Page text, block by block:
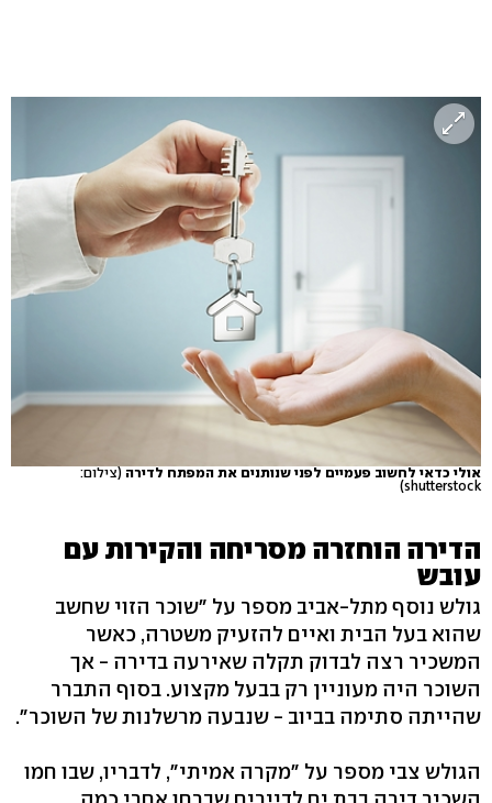
אולי כדאי לחשוב פעמיים לפני שנותנים את המפתח לדירה(צילום:
shutterstock)
הדירה הוחזרה מסריחה והקירות עם
עובש
גולש נוסף מתל-אביב מספר על "שוכר הזוי שחשב
שהוא בעל הבית ואיים להזעיק משטרה, כאשר
המשכיר רצה לבדוק תקלה שאירעה בדירה - אך
השוכר היה מעוניין רק בבעל מקצוע. בסוף התברר
שהייתה סתימה בביוב - שנבעה מרשלנות של השוכר".
הגולש צבי מספר על "מקרה אמיתי", לדבריו, שבו חמו